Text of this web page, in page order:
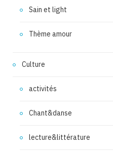
Sain et light
Thème amour
Culture
activités
Chant&danse
lecture&littérature